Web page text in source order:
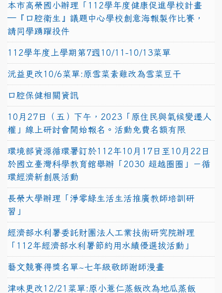
本市高榮國小辦理「112學年度健康促進學校計畫
─『口腔衛生』議題中心學校創意海報製作比賽，
請同學踴躍投件
112學年度上學期第7週10/11-10/13菜單
沅益更改10/6菜單:原雪菜素雞改為雪菜豆干
口腔保健相關資訊
10月27日（五）下午，2023「原住民與氣候變遷人
權」線上研討會開始報名。活動免費名額有限
環境部資源循環署訂於112年10月17日至10月22日
於國立臺灣科學教育館舉辦「2030 超越圈圈」－循
環經濟新創展活動
長榮大學辦理「淨零綠生活生活推廣教師培訓研
習」
經濟部水利署委託財團法人工業技術研究院辦理
「112年經濟部水利署節約用水績優選拔活動」
藝文競賽得獎名單~七年級敬師謝師漫畫
津味更改12/21菜單:原小薏仁蒸飯改為地瓜蒸飯